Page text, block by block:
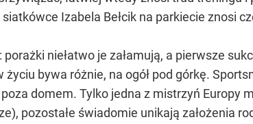
Izabela Bełcik na parkiecie znosi
niełatwo je załamują, a pierwsze
bywa różnie, na ogół pod górkę.
domem. Tylko jedna z mistrzyń Europy
pozostałe świadomie unikają założenia